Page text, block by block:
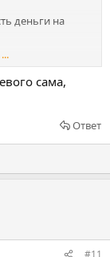
деньги на
-
опыта надо
сама,
Ответ
#11